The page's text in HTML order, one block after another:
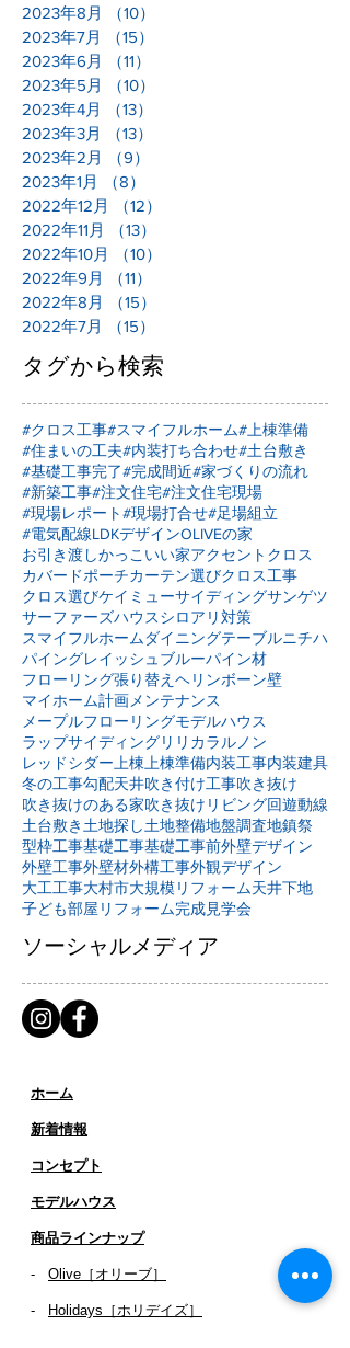
2023年8月
（10）
2023年7月
（15）
2023年6月
（11）
2023年5月
（10）
2023年4月
（13）
2023年3月
（13）
2023年2月
（9）
2023年1月
（8）
2022年12月
（12）
2022年11月
（13）
2022年10月
（10）
2022年9月
（11）
2022年8月
（15）
2022年7月
（15）
タグから検索
#クロス工事#スマイフルホーム#上棟準備
#住まいの工夫#内装打ち合わせ#土台敷き
#基礎工事完了#完成間近#家づくりの流れ
#新築工事#注文住宅#注文住宅現場
#現場レポート#現場打合せ#足場組立
#電気配線LDKデザインOLIVEの家
お引き渡しかっこいい家アクセントクロス
カバードポーチカーテン選びクロス工事
クロス選びケイミューサイディングサンゲツ
サーファーズハウスシロアリ対策
スマイフルホームダイニングテーブルニチハ
パイングレイッシュブルーパイン材
フローリング張り替え ヘリンボーン壁
マイホーム計画 メンテナンス
メープルフローリングモデルハウス
ラップサイディングリリカラ ルノン
レッドシダー 上棟 上棟準備内装工事内装建具
冬の工事勾配天井吹き付け工事吹き抜け
吹き抜けのある家吹き抜けリビング回遊動線
土台敷き 土地探し土地整備地盤調査地鎮祭
型枠工事基礎工事基礎工事前外壁デザイン
外壁工事外壁材外構工事外観デザイン
大工工事大村市大規模リフォーム天井下地
子ども部屋リフォーム完成見学会
ソーシャルメディア
ホーム
新着情報
コンセプト
​​モデルハウス
商品ラインナップ
- Olive［オリーブ］
- Holidays［ホリデイズ］